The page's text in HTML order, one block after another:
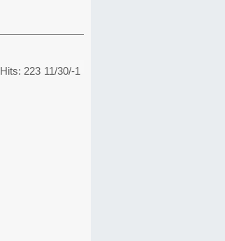
11/30/-1
Hits: 223